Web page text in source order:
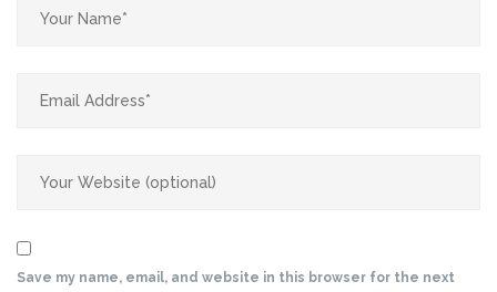
Save my name, email, and website in this browser for the next